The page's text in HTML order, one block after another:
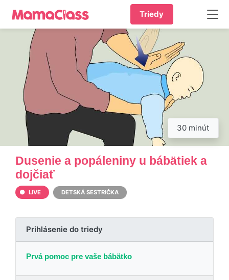
Triedy
30 minút
Dusenie a popáleniny u bábätiek a
dojčiať
LIVE DETSKÁ SESTRIČKA
Prihlásenie do triedy
Prvá pomoc pre vaše bábätko